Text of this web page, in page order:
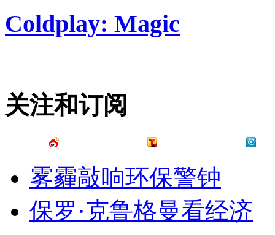
Coldplay: Magic
关注和订阅
雾霾敲响环保警钟
保罗·克鲁格曼看经济